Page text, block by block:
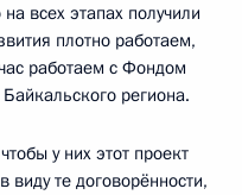
всех этапах получили
плотно работаем,
работаем с Фондом
региона.
у них этот проект
те договорённости,